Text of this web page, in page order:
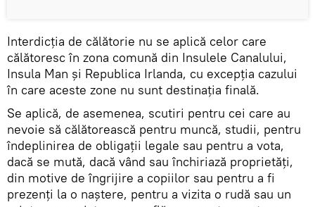
Interdicția de călătorie nu se aplică celor care
călătoresc în zona comună din Insulele Canalului,
Insula Man și Republica Irlanda, cu excepția cazului
în care aceste zone nu sunt destinația finală.
Se aplică, de asemenea, scutiri pentru cei care au
nevoie să călătorească pentru muncă, studii, pentru
îndeplinirea de obligații legale sau pentru a vota,
dacă se mută, dacă vând sau închiriază proprietăți,
din motive de îngrijire a copiilor sau pentru a fi
prezenți la o naștere, pentru a vizita o rudă sau un